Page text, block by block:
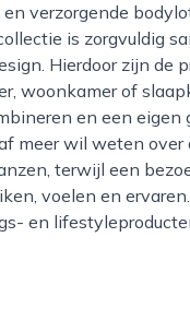
en verzorgende
is zorgvuldig
Hierdoor zijn de
woonkamer of
en een
meer wil weten over
terwijl een
voelen en
en